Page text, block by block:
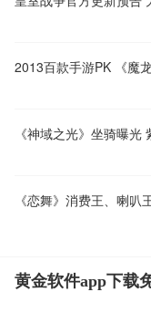
《恋舞》消费王、喇叭
黄金软件app下载